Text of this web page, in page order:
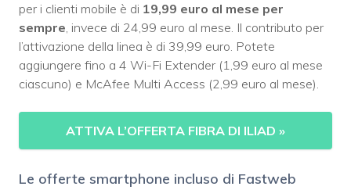
per i clienti mobile è di 19,99 euro al mese per
sempre, invece di 24,99 euro al mese. Il contributo per
l’attivazione della linea è di 39,99 euro. Potete
aggiungere fino a 4 Wi-Fi Extender (1,99 euro al mese
ciascuno) e McAfee Multi Access (2,99 euro al mese).
ATTIVA L’OFFERTA FIBRA DI ILIAD »
Le offerte smartphone incluso di Fastweb